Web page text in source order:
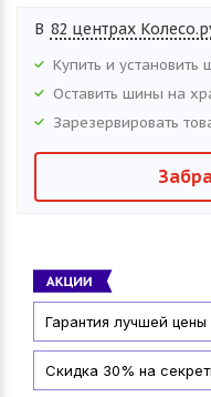
В 82 центрах
Купить и установить
Оставить шины на
Зарезервировать
Гарантия лучшей цены
Скидка 30% на